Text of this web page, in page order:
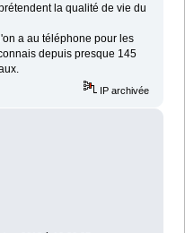
la qualité de vie du
a au téléphone pour les
depuis presque 145
IP archivée